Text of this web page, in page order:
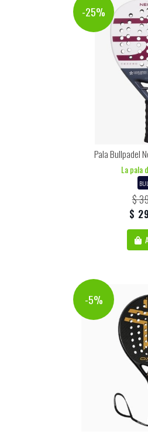
-25%
Pala Bullpadel
La pala
$
$
-5%